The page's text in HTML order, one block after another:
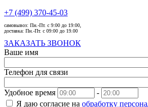
+7 (499) 370-45-03
самовывоз: Пн.-Пт. с 9:00 до 19:00,
доставка: Пн.-Пт. с 09:00 до 19.00
ЗАКАЗАТЬ ЗВОНОК
Ваше имя
Телефон для связи
Удобное время
-
Я даю согласие на обработку